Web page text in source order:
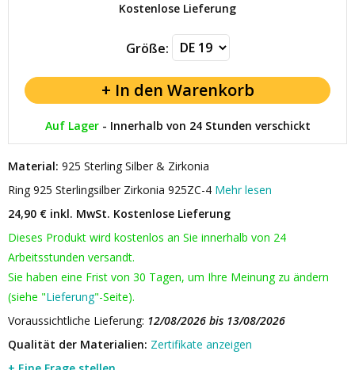
Kostenlose Lieferung
Größe:
Auf Lager- Innerhalb von 24 Stunden verschickt
Material: 925 Sterling Silber & Zirkonia
Ring 925 Sterlingsilber Zirkonia 925ZC-4 Mehr lesen
24,90 € inkl. MwSt. Kostenlose Lieferung
Dieses Produkt wird kostenlos an Sie innerhalb von 24
Arbeitsstunden versandt.
Sie haben eine Frist von 30 Tagen, um Ihre Meinung zu ändern
(siehe "Lieferung"-Seite).
Voraussichtliche Lieferung: 12/08/2026 bis 13/08/2026
Qualität der Materialien: Zertifikate anzeigen